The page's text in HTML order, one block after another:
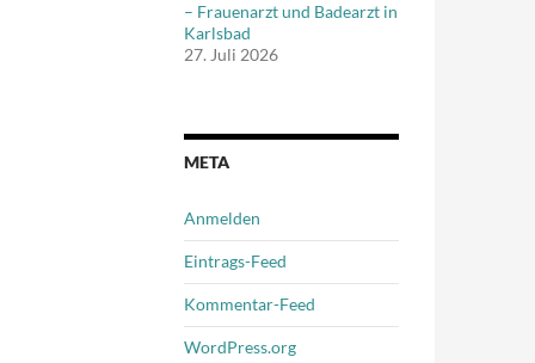
– Frauenarzt und Badearzt in
Karlsbad
27. Juli 2026
META
Anmelden
Eintrags-Feed
Kommentar-Feed
WordPress.org